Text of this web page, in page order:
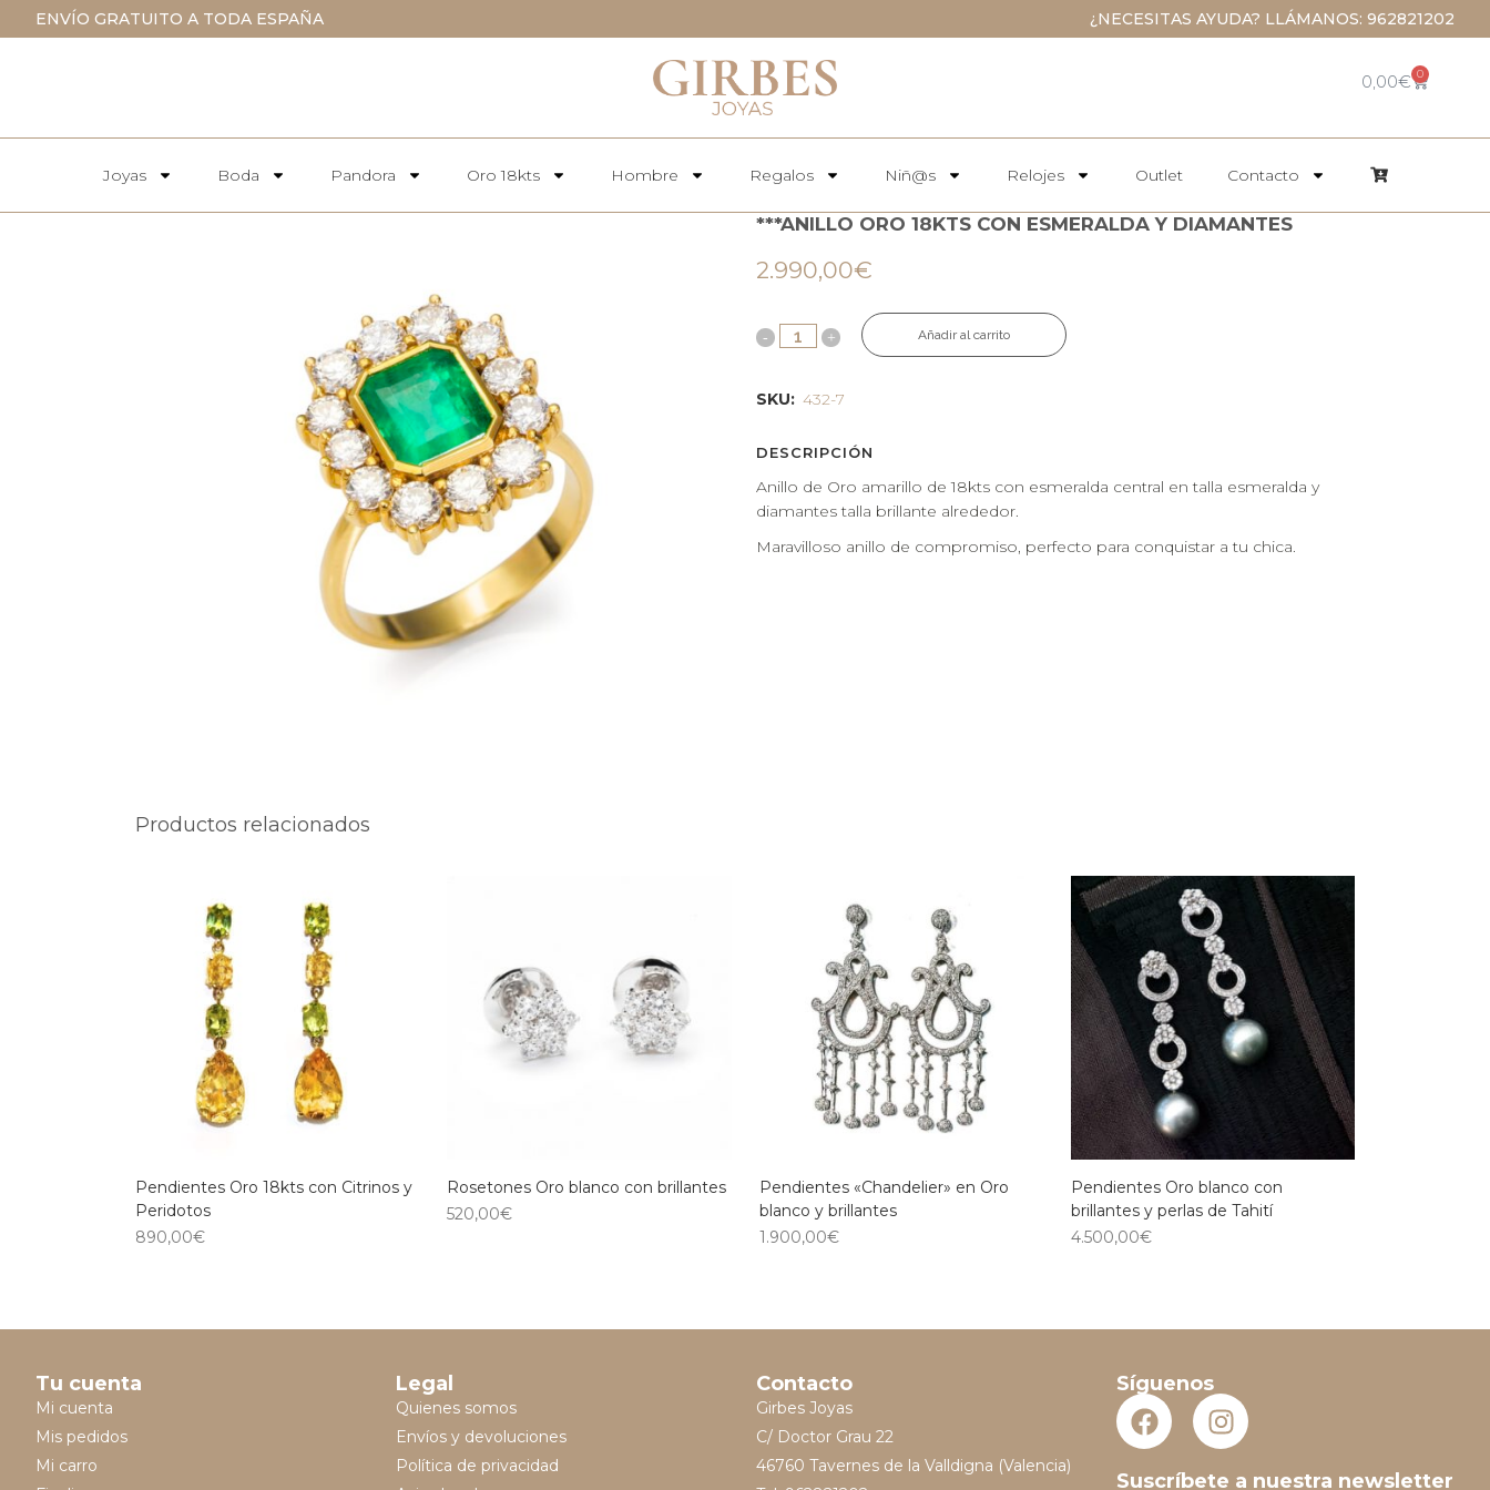
ENVÍO GRATUITO A TODA ESPAÑA ¿NECESITAS AYUDA? LLÁMANOS: 962821202
0,00€ 0
Joyas Boda Pandora Oro 18kts Hombre Regalos Niñ@s Relojes Outlet Contacto
***ANILLO ORO 18KTS CON ESMERALDA Y DIAMANTES
2.990,00€
Añadir al carrito
SKU: 432-7
DESCRIPCIÓN
Anillo de Oro amarillo de 18kts con esmeralda central en talla esmeralda y
diamantes talla brillante alrededor.
Maravilloso anillo de compromiso, perfecto para conquistar a tu chica.
Productos relacionados
Pendientes Oro 18kts con Citrinos y
Peridotos
890,00€
Rosetones Oro blanco con brillantes
520,00€
Pendientes «Chandelier» en Oro
blanco y brillantes
1.900,00€
Pendientes Oro blanco con
brillantes y perlas de Tahití
4.500,00€
Tu cuenta
Mi cuenta
Mis pedidos
Mi carro
Legal
Quienes somos
Envíos y devoluciones
Política de privacidad
Contacto
Girbes Joyas
C/ Doctor Grau 22
46760 Tavernes de la Valldigna (Valencia)
Síguenos
Suscríbete a nuestra newsletter